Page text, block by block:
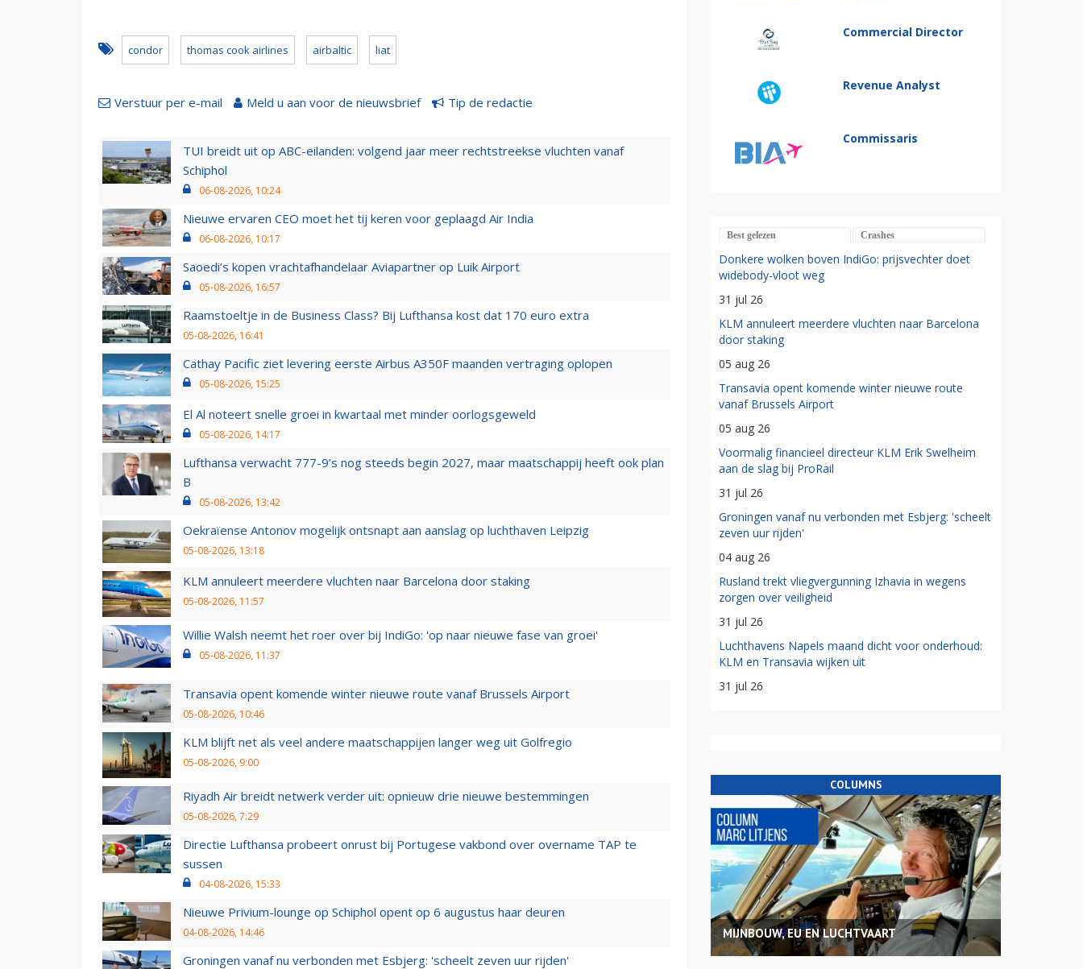
condor thomas cook airlines airbaltic liat
Verstuur per e-mail Meld u aan voor de nieuwsbrief Tip de redactie
TUI breidt uit op ABC-eilanden: volgend jaar meer rechtstreekse vluchten vanaf
Schiphol
06-08-2026, 10:24
Nieuwe ervaren CEO moet het tij keren voor geplaagd Air India
06-08-2026, 10:17
Saoedi’s kopen vrachtafhandelaar Aviapartner op Luik Airport
05-08-2026, 16:57
Raamstoeltje in de Business Class? Bij Lufthansa kost dat 170 euro extra
05-08-2026, 16:41
Cathay Pacific ziet levering eerste Airbus A350F maanden vertraging oplopen
05-08-2026, 15:25
El Al noteert snelle groei in kwartaal met minder oorlogsgeweld
05-08-2026, 14:17
Lufthansa verwacht 777-9’s nog steeds begin 2027, maar maatschappij heeft ook plan
B
05-08-2026, 13:42
Oekraïense Antonov mogelijk ontsnapt aan aanslag op luchthaven Leipzig
05-08-2026, 13:18
KLM annuleert meerdere vluchten naar Barcelona door staking
05-08-2026, 11:57
Willie Walsh neemt het roer over bij IndiGo: 'op naar nieuwe fase van groei'
05-08-2026, 11:37
Transavia opent komende winter nieuwe route vanaf Brussels Airport
05-08-2026, 10:46
KLM blijft net als veel andere maatschappijen langer weg uit Golfregio
05-08-2026, 9:00
Riyadh Air breidt netwerk verder uit: opnieuw drie nieuwe bestemmingen
05-08-2026, 7:29
Directie Lufthansa probeert onrust bij Portugese vakbond over overname TAP te
sussen
04-08-2026, 15:33
Nieuwe Privium-lounge op Schiphol opent op 6 augustus haar deuren
04-08-2026, 14:46
Groningen vanaf nu verbonden met Esbjerg: 'scheelt zeven uur rijden'
Commercial Director
Revenue Analyst
Commissaris
Best gelezen Crashes
Donkere wolken boven IndiGo: prijsvechter doet
widebody-vloot weg
31 jul 26
KLM annuleert meerdere vluchten naar Barcelona
door staking
05 aug 26
Transavia opent komende winter nieuwe route
vanaf Brussels Airport
05 aug 26
Voormalig financieel directeur KLM Erik Swelheim
aan de slag bij ProRail
31 jul 26
Groningen vanaf nu verbonden met Esbjerg: 'scheelt
zeven uur rijden'
04 aug 26
Rusland trekt vliegvergunning Izhavia in wegens
zorgen over veiligheid
31 jul 26
Luchthavens Napels maand dicht voor onderhoud:
KLM en Transavia wijken uit
31 jul 26
COLUMNS
MIJNBOUW, EU EN LUCHTVAART